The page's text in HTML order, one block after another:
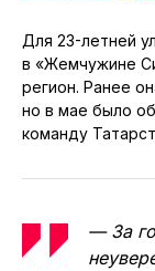
Для 23-летней
в «Жемчужине
регион. Ранее
но в мае было
команду
— За